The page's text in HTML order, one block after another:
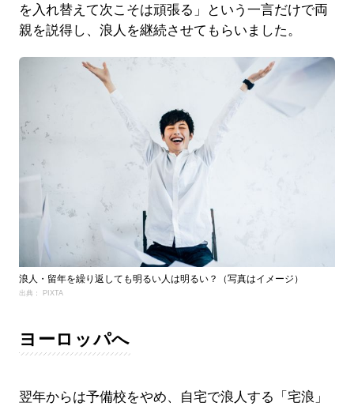
を入れ替えて次こそは頑張る」という一言だけで両
親を説得し、浪人を継続させてもらいました。
浪人・留年を繰り返しても明るい人は明るい？（写真はイメージ）
出典： PIXTA
ヨーロッパへ
翌年からは予備校をやめ、自宅で浪人する「宅浪」